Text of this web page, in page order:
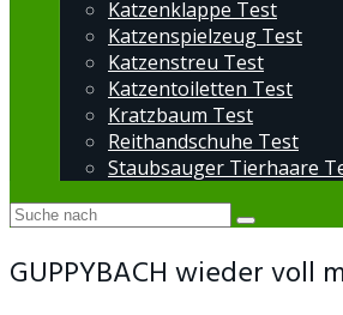
Katzenklappe Test
Katzenspielzeug Test
Katzenstreu Test
Katzentoiletten Test
Kratzbaum Test
Reithandschuhe Test
Staubsauger Tierhaare
GUPPYBACH wieder voll